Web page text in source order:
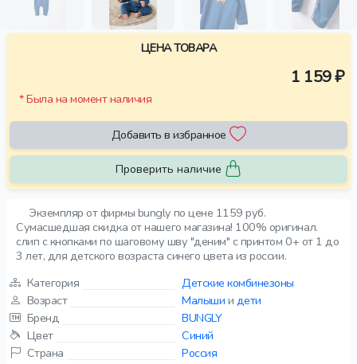
Экземпляр от фирмы bungly по цене 1159 руб.
Сумасшедшая скидка от нашего магазина! 100% оригинал.
слип с кнопками по шаговому шву "деним" с принтом 0+ от 1 до
3 лет, для детского возраста синего цвета из россии.
Категория
Детские комбинезоны
Возраст
Малыши и дети
Бренд
BUNGLY
Цвет
Синий
Страна
Россия
ЦЕНА ТОВАРА
1 159 ₽
* Была на момент наличия
Добавить в избранное
Проверить наличие